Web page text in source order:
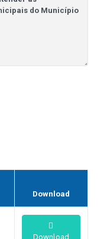
Download
Download